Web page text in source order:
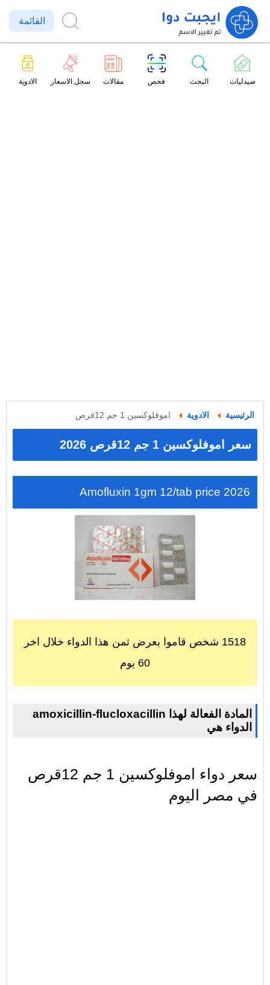
القائمة
صيدليات البحث فحص مقالات سجل الاسعار الادوية
الرئيسية الادوية اموفلوكسين 1 جم 12قرص
سعر اموفلوكسين 1 جم 12قرص 2026
Amofluxin 1gm 12/tab price 2026
1518 شخص قاموا بعرض ثمن هذا الدواء خلال اخر
60 يوم
amoxicillin-flucloxacillin المادة الفعالة لهذا
الدواء هي
سعر دواء اموفلوكسين 1 جم 12قرص
في مصر اليوم